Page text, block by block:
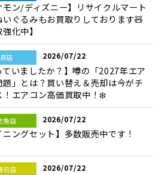
モン/ディズニー】リサイクルマート
いぐるみもお買取りしております🧸
強化中】
原店 2026/07/22
ていましたか？】噂の「2027年エア
題」とは？買い替え＆売却は今がチ
！エアコン高価買取中！❄️
免店 2026/07/22
ニングセット】多数販売中です！
日店 2026/07/22